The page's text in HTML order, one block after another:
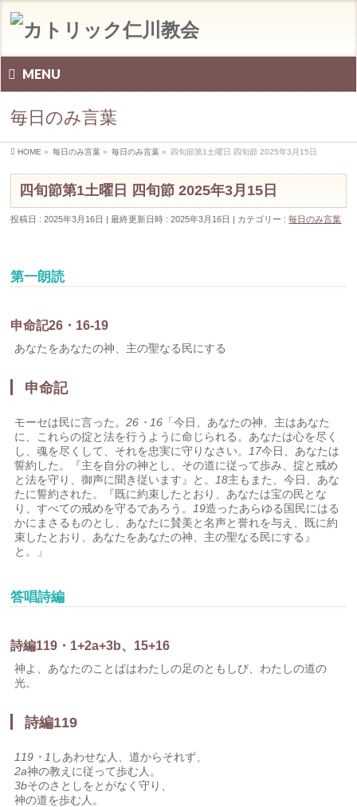
MENU
毎日のみ言葉
HOME » 毎日のみ言葉 » 毎日のみ言葉 » 四旬節第1土曜日 四旬節 2025年3月15日
四旬節第1土曜日 四旬節 2025年3月15日
投稿日 : 2025年3月16日 最終更新日時 : 2025年3月16日 カテゴリー :毎日のみ言葉
第一朗読
申命記26・16-19
あなたをあなたの神、主の聖なる民にする
申命記
モーセは民に言った。26・16 「今日、あなたの神、主はあなた
に、これらの掟と法を行うように命じられる。あなたは心を尽く
し、魂を尽くして、それを忠実に守りなさい。 17今日、あなたは
誓約した。『主を自分の神とし、その道に従って歩み、掟と戒め
と法を守り、御声に聞き従います』と。 18主もまた、今日、あな
たに誓約された。『既に約束したとおり、あなたは宝の民とな
り、すべての戒めを守るであろう。 19造ったあらゆる国民にはる
かにまさるものとし、あなたに賛美と名声と誉れを与え、既に約
束したとおり、あなたをあなたの神、主の聖なる民にする』
と。」
答唱詩編
詩編119・1+2a+3b、15+16
神よ、あなたのことばはわたしの足のともしび、わたしの道の
光。
詩編119
119・1 しあわせな人、道からそれず、
2a神の教えに従って歩む人。
3bそのさとしをとがなく守り、
神の道を歩む人。